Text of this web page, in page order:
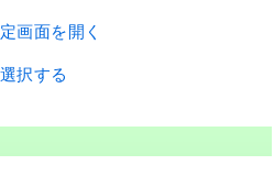
画面を開く
択する